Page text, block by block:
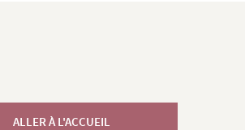
ALLER À L'ACCUEIL